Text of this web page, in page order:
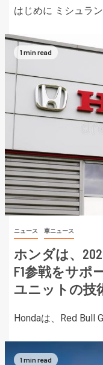
はじめに ミシュラ
1 min read
ニュース 車ニュース
ホンダは、
F1参戦をサポ
ユニットの技
Hondaは、Red Bull
1 min read